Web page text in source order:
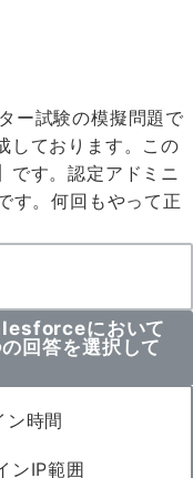
ー試験の模擬問題で
しております。この
です。認定アドミニ
す。何回もやって 正
において
回答を選択して
ン時間
ンIP範囲